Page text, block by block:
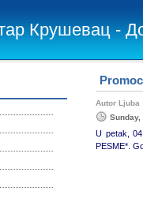
Крушевац -
Autor Ljuba
Sunday,
U petak,
PESME*.